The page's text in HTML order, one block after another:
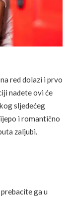
red dolazi i prvo
nađete ovi će
sljedećeg
i romantično
zaljubi.
ga u